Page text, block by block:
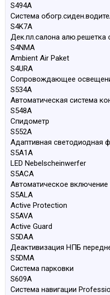
S494A
Система
S4K7A
Дек.пл.салона алю.решетка
S4NMA
Ambient Air Paket
S4URA
Сопровождающее
S534A
Автоматическая система
S548A
Спидометр
S552A
Адаптивная светодиодная
S5A1A
LED Nebelscheinwerfer
S5ACA
Автоматическое включение
S5ALA
Active Protection
S5AVA
Active Guard
S5DAA
Деактивизация НПБ
S5DMA
Система парковки
S609A
Система навигации